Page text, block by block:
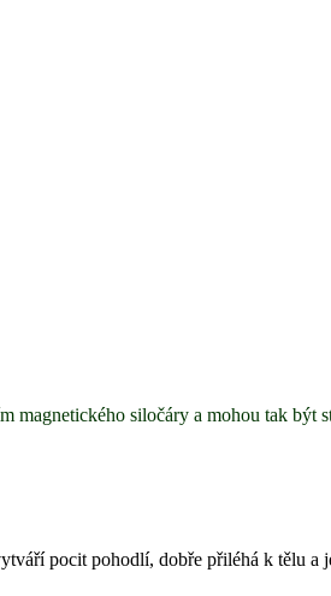
siločáry a mohou tak být
pocit pohodlí, dobře přiléhá k tělu a